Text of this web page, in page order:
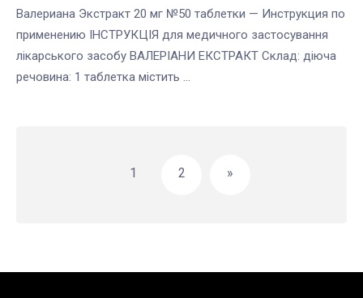
Валериана Экстракт 20 мг №50 таблетки — Инструкция по
применению ІНСТРУКЦІЯ для медичного застосування
лікарського засобу ВАЛЕРІАНИ ЕКСТРАКТ Склад: діюча
речовина: 1 таблетка містить ...
1 2 »